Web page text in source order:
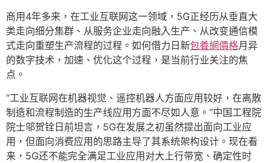
商用4年多来，在工业互联网这一领域，5G正经历从垂直大
类走向细分集群、从服务企业走向融入生产、从改变通信模
式走向重塑生产流程的过程。如何借力日新包養網價格月异
的数字技术，加速、优化这个过程，是当前行业关注的焦
点。
“工业互联网在机器视觉、遥控机器人方面应用较好，在离散
制造和流程制造的生产线应用方面不尽如人意。”中国工程院
院士邬贺铨日前坦言，5G在发展之初虽然提出面向工业应
用，但面向消费应用的思路主导了其系统架构设计。现在看
来，5G还不能完全满足工业应用对大上行带宽、确定性时